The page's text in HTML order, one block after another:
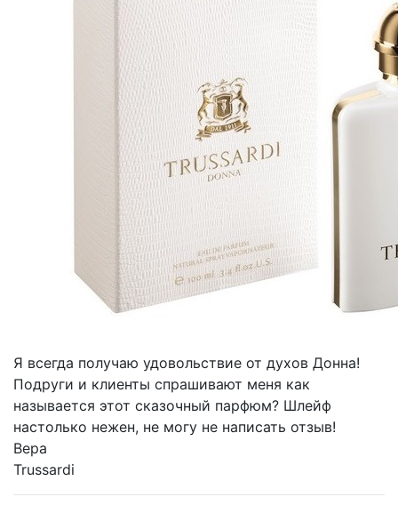
Я всегда получаю удовольствие от духов Донна!
Подруги и клиенты спрашивают меня как
называется этот сказочный парфюм? Шлейф
настолько нежен, не могу не написать отзыв!
Вера
Trussardi